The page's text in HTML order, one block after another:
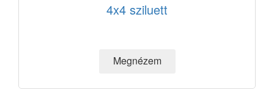
4x4 sziluett